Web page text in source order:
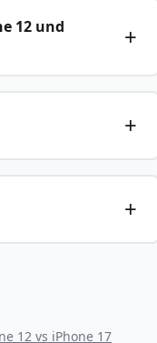
12 und
12 vs iPhone 17